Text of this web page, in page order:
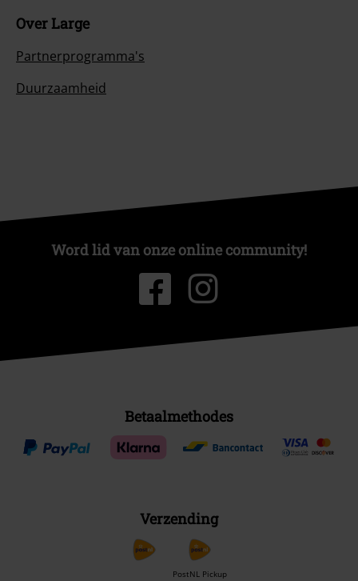
Over Large
Partnerprogramma's
Duurzaamheid
Word lid van onze online community!
Betaalmethodes
Verzending
PostNL Pickup